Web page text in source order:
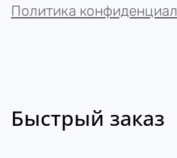
Политика
Быстрый заказ